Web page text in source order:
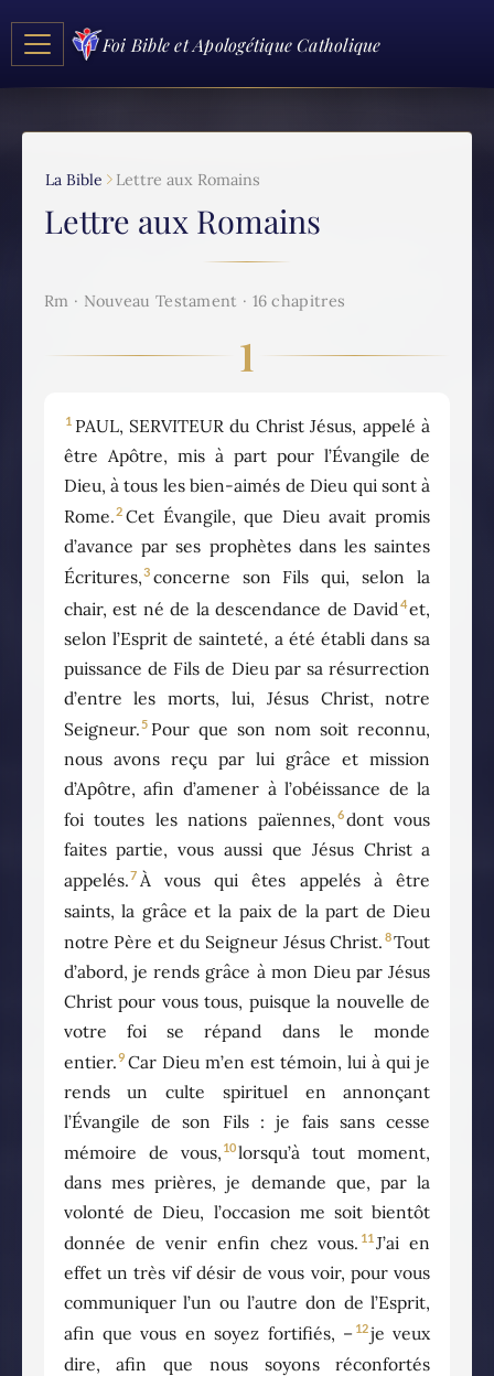
Foi Bible et Apologétique Catholique
La Bible Lettre aux Romains
Lettre aux Romains
Rm · Nouveau Testament · 16 chapitres
1
1 PAUL, SERVITEUR du Christ Jésus, appelé à
être Apôtre, mis à part pour l’Évangile de
Dieu, à tous les bien-aimés de Dieu qui sont à
Rome.2 Cet Évangile, que Dieu avait promis
d’avance par ses prophètes dans les saintes
Écritures,3 concerne son Fils qui, selon la
chair, est né de la descendance de David 4et,
selon l’Esprit de sainteté, a été établi dans sa
puissance de Fils de Dieu par sa résurrection
d’entre les morts, lui, Jésus Christ, notre
Seigneur.5 Pour que son nom soit reconnu,
nous avons reçu par lui grâce et mission
d’Apôtre, afin d’amener à l’obéissance de la
foi toutes les nations païennes, 6dont vous
faites partie, vous aussi que Jésus Christ a
appelés.7 À vous qui êtes appelés à être
saints, la grâce et la paix de la part de Dieu
notre Père et du Seigneur Jésus Christ. 8Tout
d’abord, je rends grâce à mon Dieu par Jésus
Christ pour vous tous, puisque la nouvelle de
votre foi se répand dans le monde
entier.9 Car Dieu m’en est témoin, lui à qui je
rends un culte spirituel en annonçant
l’Évangile de son Fils : je fais sans cesse
mémoire de vous, 10lorsqu’à tout moment,
dans mes prières, je demande que, par la
volonté de Dieu, l’occasion me soit bientôt
donnée de venir enfin chez vous. 11 J’ai en
effet un très vif désir de vous voir, pour vous
communiquer l’un ou l’autre don de l’Esprit,
afin que vous en soyez fortifiés, – 12je veux
dire, afin que nous soyons réconfortés